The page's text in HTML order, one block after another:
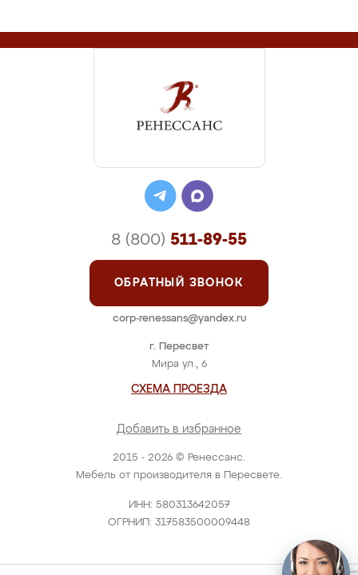
2015 - 2026 © Ренессанс.
Мебель от производителя в Пересвете.
ИНН: 580313642057
ОГРНИП: 317583500009448
г. Пересвет
Мира ул., 6
СХЕМА ПРОЕЗДА
Добавить в избранное
8 (800) 511-89-55
ОБРАТНЫЙ ЗВОНОК
corp-renessans@yandex.ru